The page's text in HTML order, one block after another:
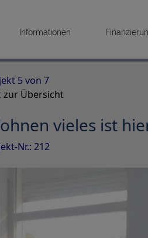
Informationen
5 von 7
zur Übersicht
vieles ist
Nr.: 212